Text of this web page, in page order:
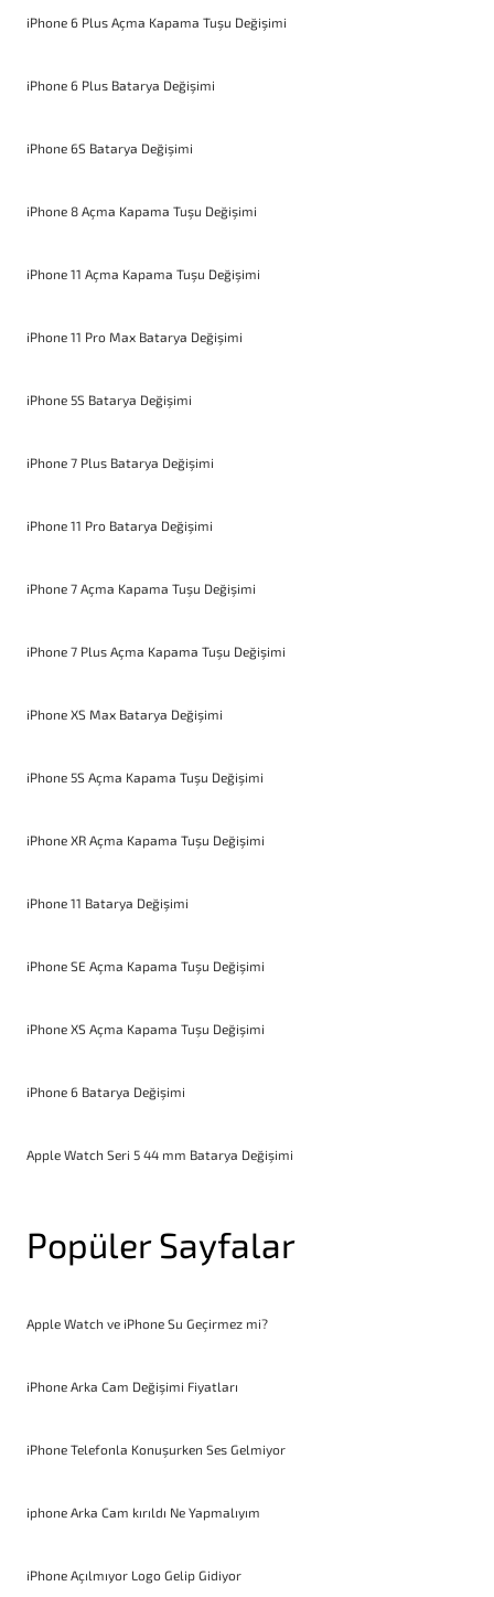
iPhone 6 Plus Açma Kapama Tuşu Değişimi
iPhone 6 Plus Batarya Değişimi
iPhone 6S Batarya Değişimi
iPhone 8 Açma Kapama Tuşu Değişimi
iPhone 11 Açma Kapama Tuşu Değişimi
iPhone 11 Pro Max Batarya Değişimi
iPhone 5S Batarya Değişimi
iPhone 7 Plus Batarya Değişimi
iPhone 11 Pro Batarya Değişimi
iPhone 7 Açma Kapama Tuşu Değişimi
iPhone 7 Plus Açma Kapama Tuşu Değişimi
iPhone XS Max Batarya Değişimi
iPhone 5S Açma Kapama Tuşu Değişimi
iPhone XR Açma Kapama Tuşu Değişimi
iPhone 11 Batarya Değişimi
iPhone SE Açma Kapama Tuşu Değişimi
iPhone XS Açma Kapama Tuşu Değişimi
iPhone 6 Batarya Değişimi
Apple Watch Seri 5 44 mm Batarya Değişimi
Popüler Sayfalar
Apple Watch ve iPhone Su Geçirmez mi?
iPhone Arka Cam Değişimi Fiyatları
iPhone Telefonla Konuşurken Ses Gelmiyor
iphone Arka Cam kırıldı Ne Yapmalıyım
iPhone Açılmıyor Logo Gelip Gidiyor